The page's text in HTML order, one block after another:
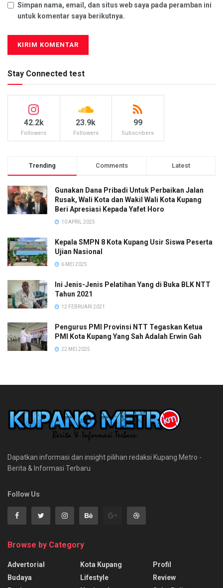
Simpan nama, email, dan situs web saya pada peramban ini
untuk komentar saya berikutnya.
Stay Connected test
42.2k
Followers
23.9k
Followers
99
Subscribers
Trending Comments Latest
Gunakan Dana Pribadi Untuk Perbaikan Jalan
Rusak, Wali Kota dan Wakil Wali Kota Kupang
Beri Apresiasi Kepada Yafet Horo
10 APRIL 2025
Kepala SMPN 8 Kota Kupang Usir Siswa Peserta
Ujian Nasional
6 MEI 2025
Ini Jenis-Jenis Pelatihan Yang di Buka BLK NTT
Tahun 2021
12 FEBRUARI 2021
Pengurus PMI Provinsi NTT Tegaskan Ketua
PMI Kota Kupang Yang Sah Adalah Erwin Gah
22 MEI 2025
Dapatkan informasi dan insight pilihan redaksi Kupang Metro -
Berita & Informasi Terbaru
Follow Us
Browse by Category
Advertorial
Budaya
Kota Kupang
Lifestyle
Profil
Review